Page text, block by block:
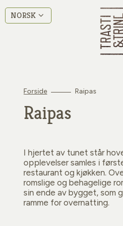
NORSK
Forside Raipas
Raipas
I hjertet av tunet står
opplevelser samles i
restaurant og kjøkken.
romslige og behagelige
sin ende av bygget, som
ramme for overnatting.